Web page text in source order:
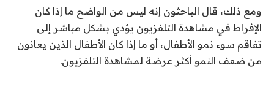
ومع ذلك، قال الباحثون إنه ليس من الواضح ما إذا كان
الإفراط في مشاهدة التلفزيون يؤدي بشكل مباشر إلى
تفاقم سوء نمو الأطفال، أو ما إذا كان الأطفال الذين يعانون
من ضعف النمو أكثر عرضة لمشاهدة التلفزيون.